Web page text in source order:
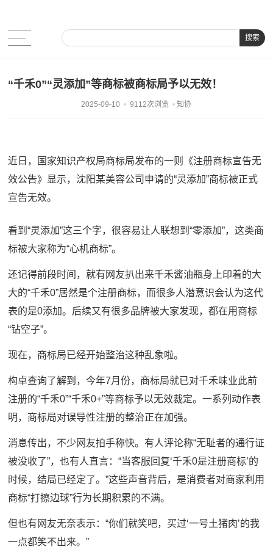
搜索
“千禾0”“灵添加”等商标被商标局予以无效！
2025-09-10 9112次浏览 知协
近日，国家知识产权局商标局发布的一则《注册商标宣告无
效公告》显示，沈阳某美容公司申请的“灵添加”商标被正式
宣告无效。
看到“灵添加”这三个字，很容易让人联想到“零添加”，这类商
标被大家称为“心机商标”。
还记得前段时间，就有网友扒出来千禾酱油瓶身上印着的大
大的“千禾0”居然是个注册商标，而很多人潜意识会认为这代
表的是0添加。后续又有很多品牌被大家发现，都在用商标
“钻空子”。
现在，商标局已经开始整治这种乱象啦。
构卓查询了解到，今年7月份，商标局就已对千禾味业此前
注册的“千禾0”“千禾0+”等商标予以无效裁定。一系列动作表
明，商标局对误导性注册的整治正在加强。
消息传出，不少网友拍手称快。有人评论称“无耻者的通行证
被没收了”，也有人直言：“当客服回复‘千禾0是注册商标’的
时候，结局已经定了。”这些声音背后，是消费者对商家利用
商标“打擦边球”行为长期积累的不满。
但也有网友无奈表示：“你们就笑吧，买过‘一号土猪肉’的我
一点都笑不出来。”